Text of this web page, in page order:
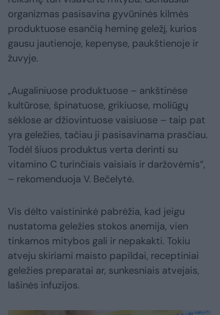
organizmas pasisavina gyvūninės kilmės
produktuose esančią heminę geležį, kurios
gausu jautienoje, kepenyse, paukštienoje ir
žuvyje.
„Augaliniuose produktuose – ankštinėse
kultūrose, špinatuose, grikiuose, moliūgų
sėklose ar džiovintuose vaisiuose – taip pat
yra geležies, tačiau ji pasisavinama prasčiau.
Todėl šiuos produktus verta derinti su
vitamino C turinčiais vaisiais ir daržovėmis“,
– rekomenduoja V. Bečelytė.
Vis dėlto vaistininkė pabrėžia, kad jeigu
nustatoma geležies stokos anemija, vien
tinkamos mitybos gali ir nepakakti. Tokiu
atveju skiriami maisto papildai, receptiniai
geležies preparatai ar, sunkesniais atvejais,
lašinės infuzijos.